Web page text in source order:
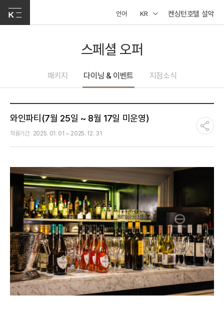
언어 KR 켄싱턴호텔 설악
스페셜 오퍼
패키지 다이닝 & 이벤트 지점소식
와인파티(7월 25일 ~ 8월 17일 미운영)
적용기간 2025. 01. 01 ~ 2025. 12. 31